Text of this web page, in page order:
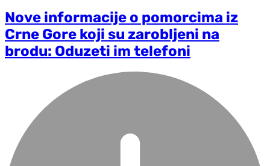
Nove informacije o pomorcima iz
Crne Gore koji su zarobljeni na
brodu: Oduzeti im telefoni